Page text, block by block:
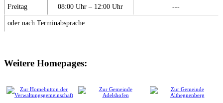
Freitag 08:00 Uhr – 12:00 Uhr ---
oder nach Terminabsprache
Weitere Homepages: